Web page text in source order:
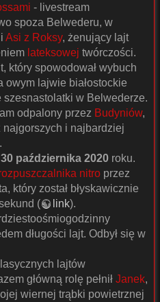
- livestream
spoza Belwederu, w
Asi z Roksy, żenujący lajt
lateksowej twórczości.
który spowodował wybuch
owym lajwie białostockie
szesnastolatki w Belwederze.
odpalony przez Budyniów,
i najbardziej
30 października 2020 roku.
nitro przez
który został błyskawicznie
(
link).
długości lajt. Odbył się w
lajtów
główną rolę pełnił Janek,
wiernej trąbki powietrznej